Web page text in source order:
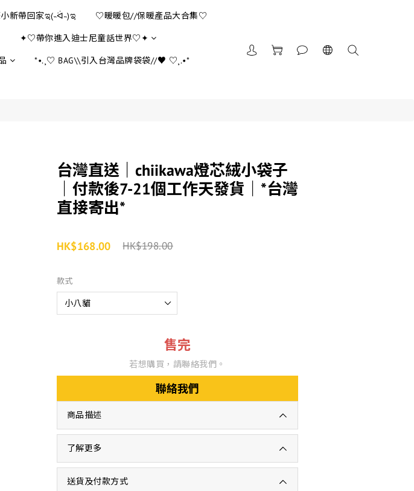
新帶回家ಇ(˵ᐛ˵)ಇ ♡暖暖包//保暖產品大合集♡
✦♡帶你進入迪士尼童話世界♡✦
*•.¸♡ BAG\\引入台灣品牌袋袋//♥ ♡¸.•*
台灣直送｜chiikawa燈芯絨小袋子
｜付款後7-21個工作天發貨｜*台灣
直接寄出*
HK$168.00 HK$198.00
款式
售完
若想購買，請聯絡我們。
聯絡我們
商品描述
了解更多
送貨及付款方式